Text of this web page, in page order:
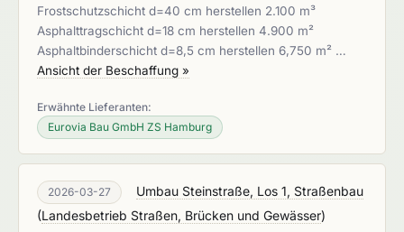
Frostschutzschicht d=40 cm herstellen 2.100 m³
Asphalttragschicht d=18 cm herstellen 4.900 m²
Asphaltbinderschicht d=8,5 cm herstellen 6,750 m² …
Ansicht der Beschaffung »
Erwähnte Lieferanten:
Eurovia Bau GmbH ZS Hamburg
2026-03-27
Umbau Steinstraße, Los 1, Straßenbau
(Landesbetrieb Straßen, Brücken und Gewässer)